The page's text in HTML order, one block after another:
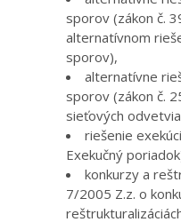
sporov (zákon č.
alternatívnom
sporov),
alternatívne
sporov (zákon č.
sieťových
riešenie
Exekučný
konkurzy a
7/2005 Z.z. o